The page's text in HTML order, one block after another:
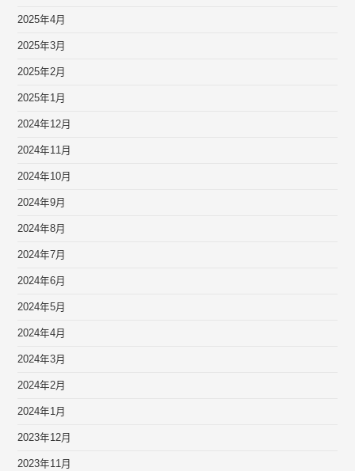
2025年4月
2025年3月
2025年2月
2025年1月
2024年12月
2024年11月
2024年10月
2024年9月
2024年8月
2024年7月
2024年6月
2024年5月
2024年4月
2024年3月
2024年2月
2024年1月
2023年12月
2023年11月